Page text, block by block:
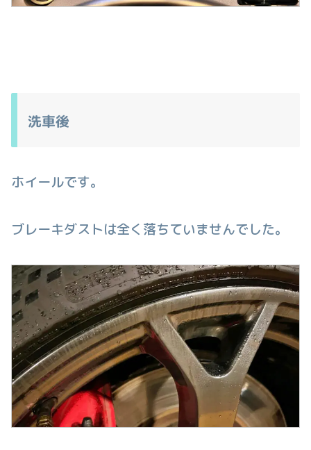
洗車後
ホイールです。
ブレーキダストは全く落ちていませんでした。